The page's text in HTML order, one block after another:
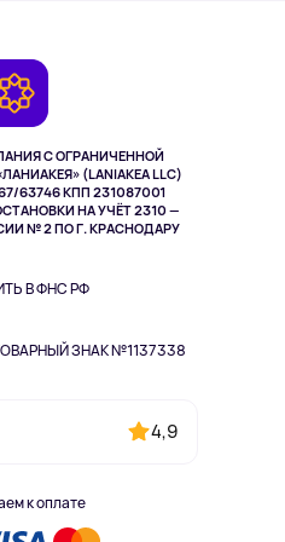
С ОГРАНИЧЕННОЙ
(LANIAKEA LLC)
63746 КПП 231087001
НА УЧЁТ 2310 —
№ 2 ПО Г. КРАСНОДАРУ
В ФНС РФ
ЗНАК №1137338
4,9
к оплате